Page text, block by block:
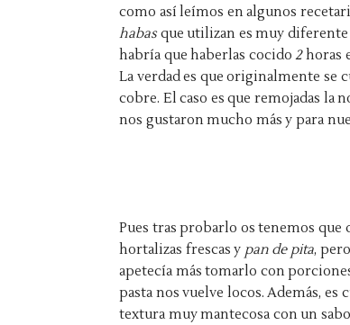
como así leímos en algunos
habasque utilizan es muy diferente
habría que haberlas cocido2horas
La verdad es que originalmente se
cobre. El caso es que remojadas la
nos gustaron mucho más y para
Pues tras probarlo os tenemos que
hortalizas frescas y pan de pita,
apetecía más tomarlo con
pasta nos vuelve locos. Además, es
textura muy mantecosa con un